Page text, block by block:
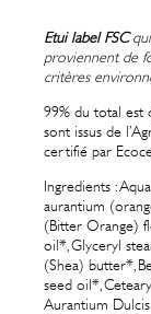
Etui label FSC
proviennent de
critères
99% du total est
sont issus de
certifié par
Ingredients :
aurantium
(Bitter Orange)
oil*, Glyceryl
(Shea) butter*,
seed oil*,
Aurantium